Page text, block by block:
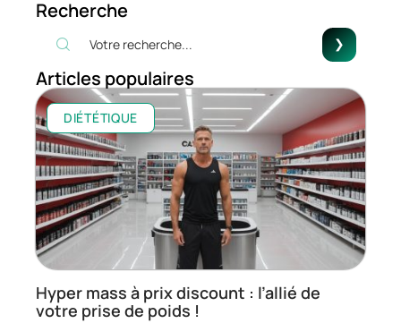
Recherche
Articles populaires
DIÉTÉTIQUE
Hyper mass à prix discount : l’allié de
votre prise de poids !